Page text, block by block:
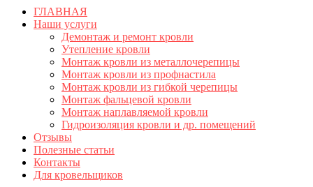
ГЛАВНАЯ
Наши услуги
Демонтаж и ремонт кровли
Утепление кровли
Монтаж кровли из металлочерепицы
Монтаж кровли из профнастила
Монтаж кровли из гибкой черепицы
Монтаж фальцевой кровли
Монтаж наплавляемой кровли
Гидроизоляция кровли и др. помещений
Отзывы
Полезные статьи
Контакты
Для кровельщиков